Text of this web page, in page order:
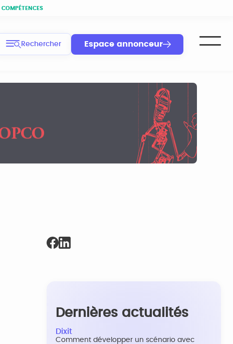
COMPÉTENCES
Rechercher Espace annonceur
Dernières actualités
Dixit
Comment développer un scénario avec